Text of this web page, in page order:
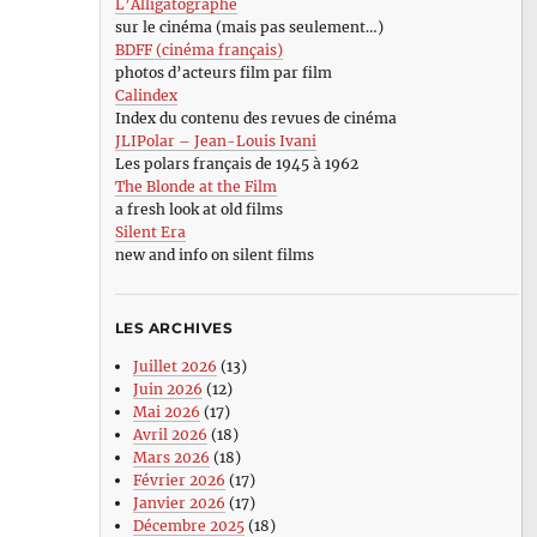
L’Alligatographe
sur le cinéma (mais pas seulement…)
BDFF (cinéma français)
photos d’acteurs film par film
Calindex
Index du contenu des revues de cinéma
JLIPolar – Jean-Louis Ivani
Les polars français de 1945 à 1962
The Blonde at the Film
a fresh look at old films
Silent Era
new and info on silent films
LES ARCHIVES
Juillet 2026 (13)
Juin 2026 (12)
Mai 2026 (17)
Avril 2026 (18)
Mars 2026 (18)
Février 2026 (17)
Janvier 2026 (17)
Décembre 2025(18)